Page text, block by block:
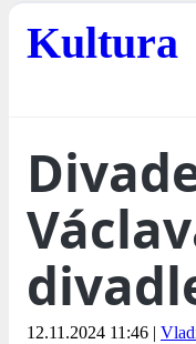
Kultura
12.11.2024 11:46 |